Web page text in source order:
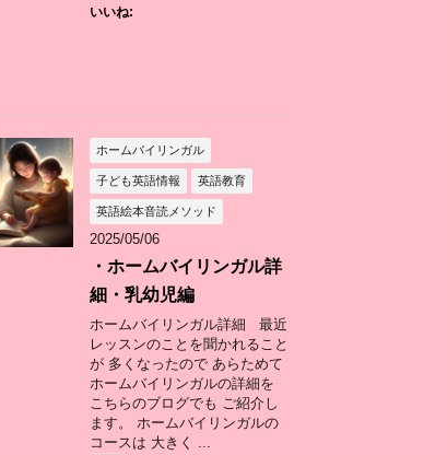
いいね:
ホームバイリンガル
子ども英語情報 英語教育
英語絵本音読メソッド
2025/05/06
・ホームバイリンガル詳
細・乳幼児編
ホームバイリンガル詳細 最近
レッスンのことを聞かれること
が 多くなったので あらためて
ホームバイリンガルの詳細を
こちらのブログでも ご紹介し
ます。 ホームバイリンガルの
コースは 大きく ...